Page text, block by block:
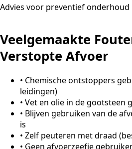
Advies voor preventief onderhoud
Veelgemaakte
Verstopte Afvoer
• Chemische ontstoppers
leidingen)
• Vet en olie in de gootsteen
• Blijven gebruiken van de
is
• Zelf peuteren met draad
• Geen afvoerzeefje